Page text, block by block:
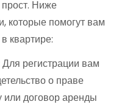
Ниже
которые помогут вам
квартире:
Для регистрации вам
о праве
или договор аренды